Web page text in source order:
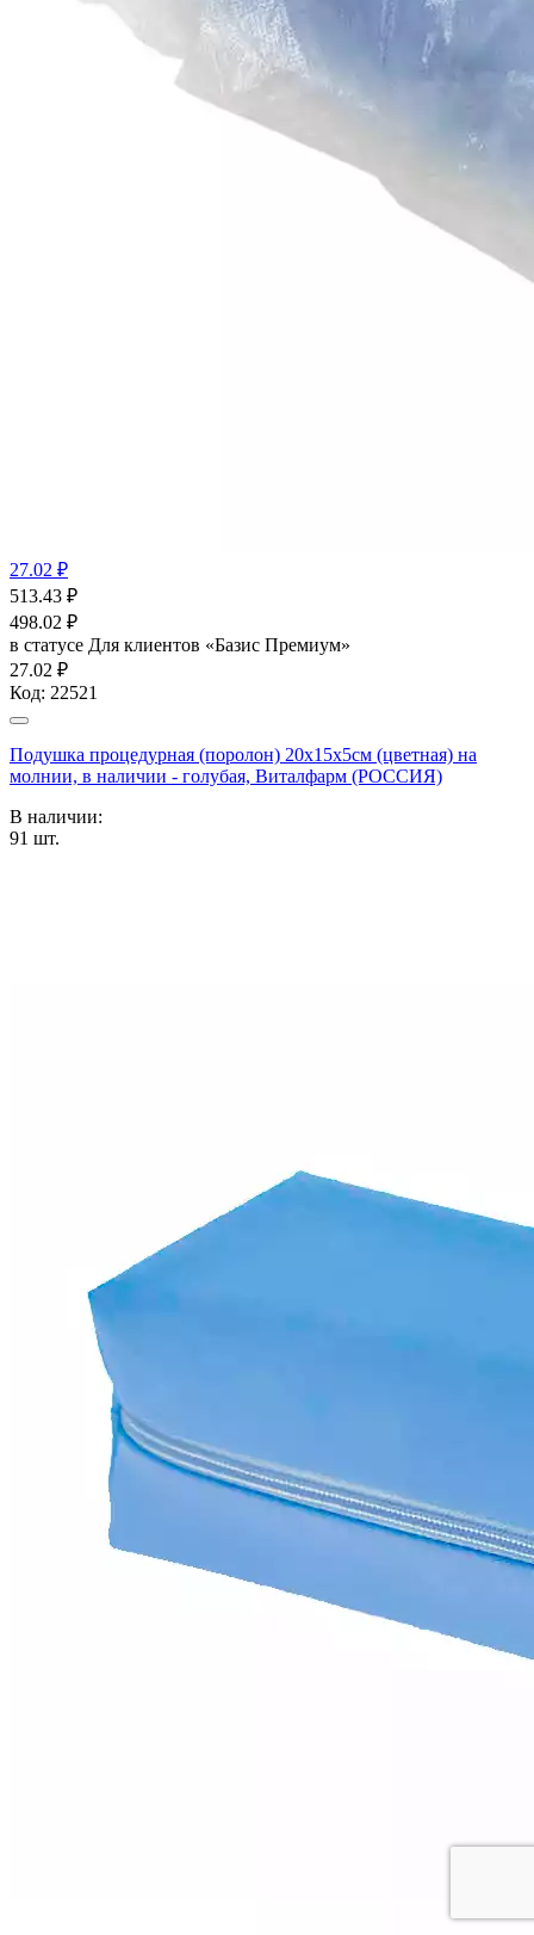
27.02 ₽
513.43 ₽
498.02 ₽
в статусе Для клиентов «Базис Премиум»
27.02 ₽
Код: 22521
Подушка процедурная (поролон) 20х15х5см (цветная) на
молнии, в наличии - голубая, Виталфарм (РОССИЯ)
В наличии:
91 шт.